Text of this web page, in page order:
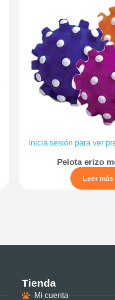
Inicia sesión para ver
Pelota erizo
Leer más
Tienda
Mi cuenta